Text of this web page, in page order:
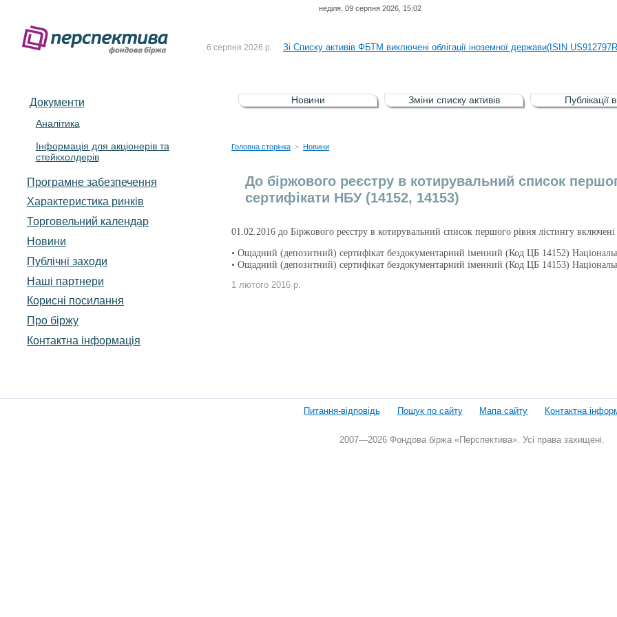
неділя, 09 серпня 2026, 15:02
До Списку активів регульованого фондового ринку (РФР) включена
6 серпня 2026 р. Зі Списку активів ФБТМ виключені облігації іноземної держави(ISIN
5 серпня 2026 р. Зі списку активів РФР виключені Облігація внутрішніх державних позик
4 серпня 2026 р. До Списку активів регульованого фондового ринку (РФР) включена
Документи
Аналітика
Інформація для акціонерів та
стейкхолдерів
Програмне забезпечення
Характеристика pинків
Торговельний календар
Новини
Публічні заходи
Наші партнери
Корисні посилання
Про біржу
Контактна інформація
Новини Зміни списку активів Публікації
Головна сторінка > Новини
До біржового реєстру в котирувальний список
сертифікати НБУ (14152, 14153)
01.02.2016 до Біржового реєстру в котирувальний список першого рівня лістингу
• Ощадний (депозитний) сертифікат бездокументарний іменний (Код ЦБ 14152)
• Ощадний (депозитний) сертифікат бездокументарний іменний (Код ЦБ 14153)
1 лютого 2016 р.
Питання-відповідь Пошук по сайту Мапа сайту Контактна
2007—2026 Фондова біржа «Перспектива». Усі права захищені.